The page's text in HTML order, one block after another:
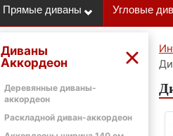
Прямые диваны Угловые
Диваны
Аккордеон
Деревянные диваны-
аккордеон
Раскладной диван-аккордеон